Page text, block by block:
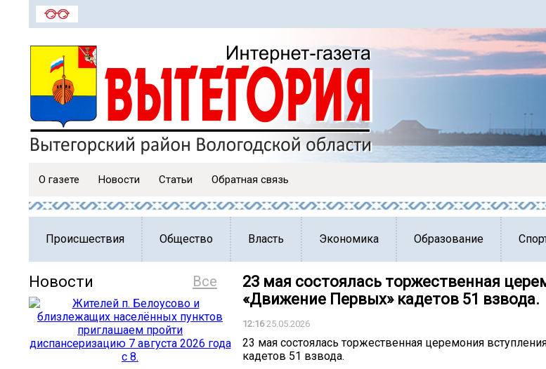
О газете Новости Статьи Обратная связь
Происшествия Общество Власть Экономика Образование
Все
Новости
23 мая состоялась торжественная
«Движение Первых» кадетов 51 взвода.
12:1625.05.2026
23 мая состоялась торжественная церемония
кадетов 51 взвода.